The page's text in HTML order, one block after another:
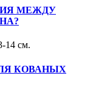
МЕЖДУ
14 см.
КОВАНЫХ